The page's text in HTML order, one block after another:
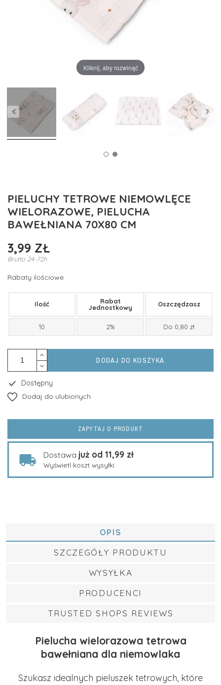
Kliknij, aby rozwinąć
PIELUCHY TETROWE NIEMOWLĘCE
WIELORAZOWE, PIELUCHA
BAWEŁNIANA 70X80 CM
3,99 ZŁ
Brutto 24-72h
Rabaty ilościowe
Ilość
Rabat
Jednostkowy
Oszczędzasz
10 2% Do 0,80 zł
DODAJ DO KOSZYKA
Dostępny
Dodaj do ulubionych
ZAPYTAJ O PRODUKT
Dostawa już od 11,99 zł
Wyświetl koszt wysyłki
OPIS
SZCZEGÓŁY PRODUKTU
WYSYŁKA
PRODUCENCI
TRUSTED SHOPS REVIEWS
Pielucha wielorazowa tetrowa
bawełniana dla niemowlaka
Szukasz idealnych pieluszek tetrowych, które